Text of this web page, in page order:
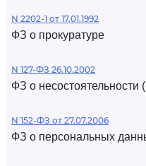
N 2202-1 от 17.01.1992
ФЗ о прокуратуре
N 127-ФЗ 26.10.2002
ФЗ о несостоятельности
N 152-ФЗ от 27.07.2006
ФЗ о персональных